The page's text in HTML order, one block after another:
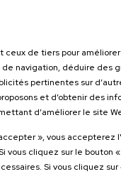
ceux de tiers pour
navigation, déduire des
pertinentes sur
et d’obtenir des
d’améliorer le site
», vous
vous cliquez sur le bouton
Si vous cliquez sur